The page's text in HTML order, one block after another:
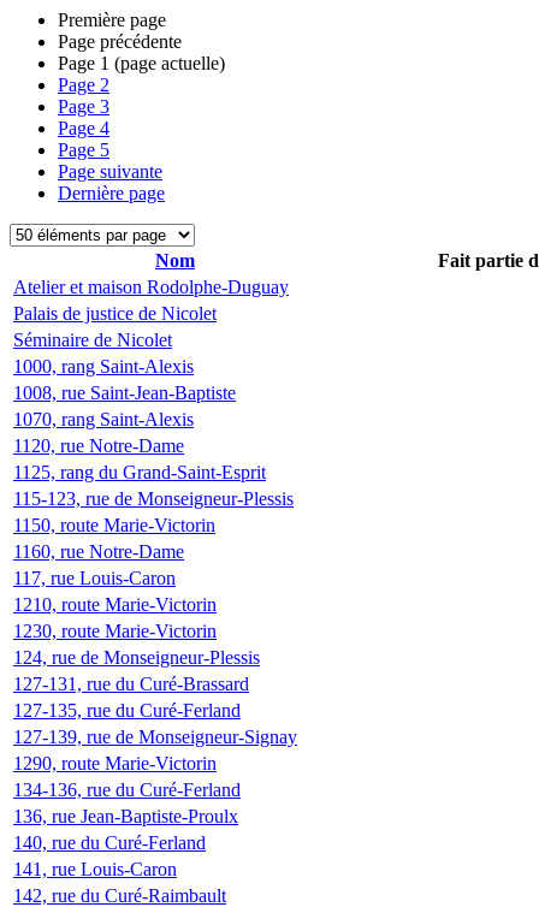
Première page
Page précédente
Page 1 (page actuelle)
Page 2
Page 3
Page 4
Page 5
Page suivante
Dernière page
Nom
Fait partie
Atelier et maison Rodolphe-Duguay
Palais de justice de Nicolet
Séminaire de Nicolet
1000, rang Saint-Alexis
1008, rue Saint-Jean-Baptiste
1070, rang Saint-Alexis
1120, rue Notre-Dame
1125, rang du Grand-Saint-Esprit
115-123, rue de Monseigneur-Plessis
1150, route Marie-Victorin
1160, rue Notre-Dame
117, rue Louis-Caron
1210, route Marie-Victorin
1230, route Marie-Victorin
124, rue de Monseigneur-Plessis
127-131, rue du Curé-Brassard
127-135, rue du Curé-Ferland
127-139, rue de Monseigneur-Signay
1290, route Marie-Victorin
134-136, rue du Curé-Ferland
136, rue Jean-Baptiste-Proulx
140, rue du Curé-Ferland
141, rue Louis-Caron
142, rue du Curé-Raimbault